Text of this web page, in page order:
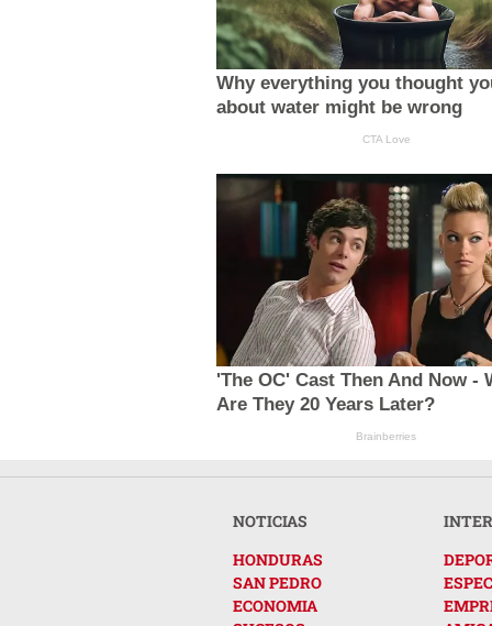
Why everything you thought
about water might be wrong
CTA Love
'The OC' Cast Then And Now -
Are They 20 Years Later?
Brainberries
NOTICIAS
HONDURAS
SAN PEDRO
ECONOMIA